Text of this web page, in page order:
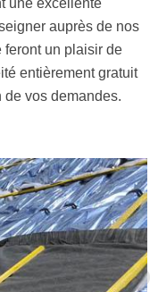
une excellente
auprès de nos
feront un plaisir de
entièrement gratuit
de vos demandes.